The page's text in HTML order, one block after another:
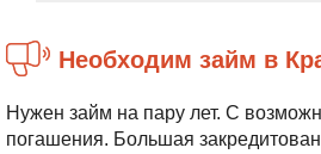
Необходим займ в
Нужен займ на пару лет. С
погашения. Большая